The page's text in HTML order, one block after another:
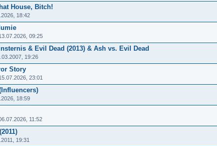
House, Bitch!
18:42
09:25
& Evil Dead (2013) & Ash vs. Evil Dead
19:26
Story
23:01
18:59
11:52
19:31